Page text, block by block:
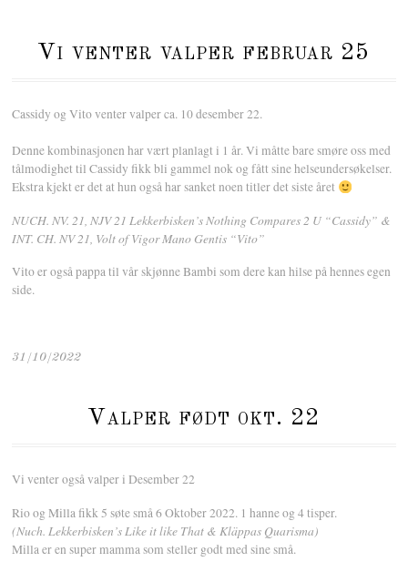
Vi venter valper februar 25
Cassidy og Vito venter valper ca. 10 desember 22.
Denne kombinasjonen har vært planlagt i 1 år. Vi måtte bare smøre oss med
tålmodighet til Cassidy fikk bli gammel nok og fått sine helseundersøkelser.
Ekstra kjekt er det at hun også har sanket noen titler det siste året
NUCH. NV. 21, NJV 21 Lekkerbisken’s Nothing Compares 2 U “Cassidy” &
INT. CH. NV 21, Volt of Vigor Mano Gentis “Vito”
Vito er også pappa til vår skjønne Bambi som dere kan hilse på hennes egen
side.
31/10/2022
Valper født okt. 22
Vi venter også valper i Desember 22
Rio og Milla fikk 5 søte små 6 Oktober 2022. 1 hanne og 4 tisper.
(Nuch. Lekkerbisken’s Like it like That & Kläppas Quarisma)
Milla er en super mamma som steller godt med sine små.